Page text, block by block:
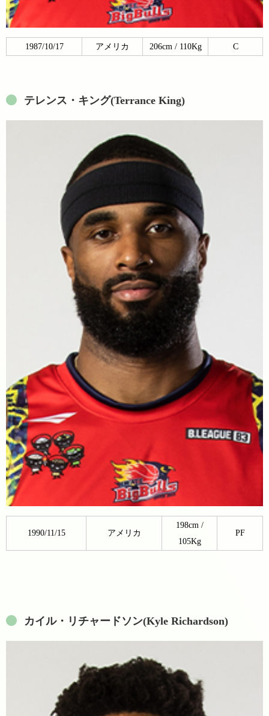
1987/10/17 アメリカ 206cm / 110Kg C
テレンス・キング(Terrance King)
1990/11/15 アメリカ
198cm /
105Kg
PF
カイル・リチャードソン(Kyle Richardson)